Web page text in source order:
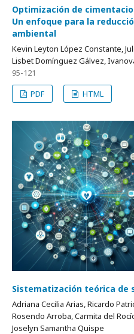
Optimización de
Un enfoque para la
ambiental
Kevin Leyton López Constante,
Lisbet Domínguez Gálvez,
95-121
PDF
HTML
Sistematización teórica de
Adriana Cecilia Arias, Ricardo
Rosendo Arroba, Carmita del
Joselyn Samantha Quispe